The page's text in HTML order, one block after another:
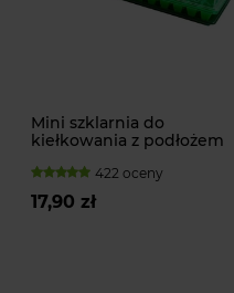
Mini szklarnia do
kiełkowania z podłożem
422 oceny
17,90 zł